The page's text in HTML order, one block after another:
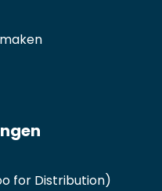
for Distribution)